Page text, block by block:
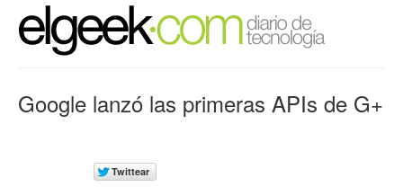
Google lanzó las primeras APIs de G+